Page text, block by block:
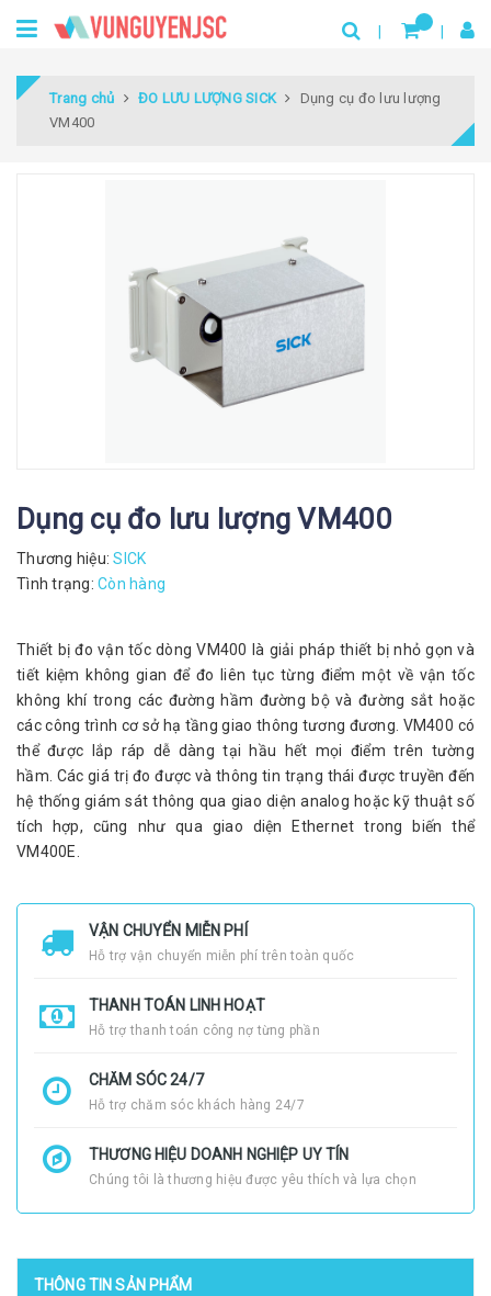
Trang chủ ĐO LƯU LƯỢNG SICK
Dụng cụ đo lưu lượng
VM400
Dụng cụ đo lưu lượng VM400
Thương hiệu: SICK
Tình trạng: Còn hàng
Thiết bị đo vận tốc dòng VM400 là giải pháp thiết bị nhỏ gọn và
tiết kiệm không gian để đo liên tục từng điểm một về vận tốc
không khí trong các đường hầm đường bộ và đường sắt hoặc
các công trình cơ sở hạ tầng giao thông tương đương. VM400 có
thể được lắp ráp dễ dàng tại hầu hết mọi điểm trên tường
hầm. Các giá trị đo được và thông tin trạng thái được truyền đến
hệ thống giám sát thông qua giao diện analog hoặc kỹ thuật số
tích hợp, cũng như qua giao diện Ethernet trong biến thể
VM400E.
VẬN CHUYỂN MIỄN PHÍ
Hỗ trợ vận chuyển miễn phí trên toàn quốc
THANH TOÁN LINH HOẠT
Hỗ trợ thanh toán công nợ từng phần
CHĂM SÓC 24/7
Hỗ trợ chăm sóc khách hàng 24/7
THƯƠNG HIỆU DOANH NGHIỆP UY TÍN
Chúng tôi là thương hiệu được yêu thích và lựa chọn
THÔNG TIN SẢN PHẨM